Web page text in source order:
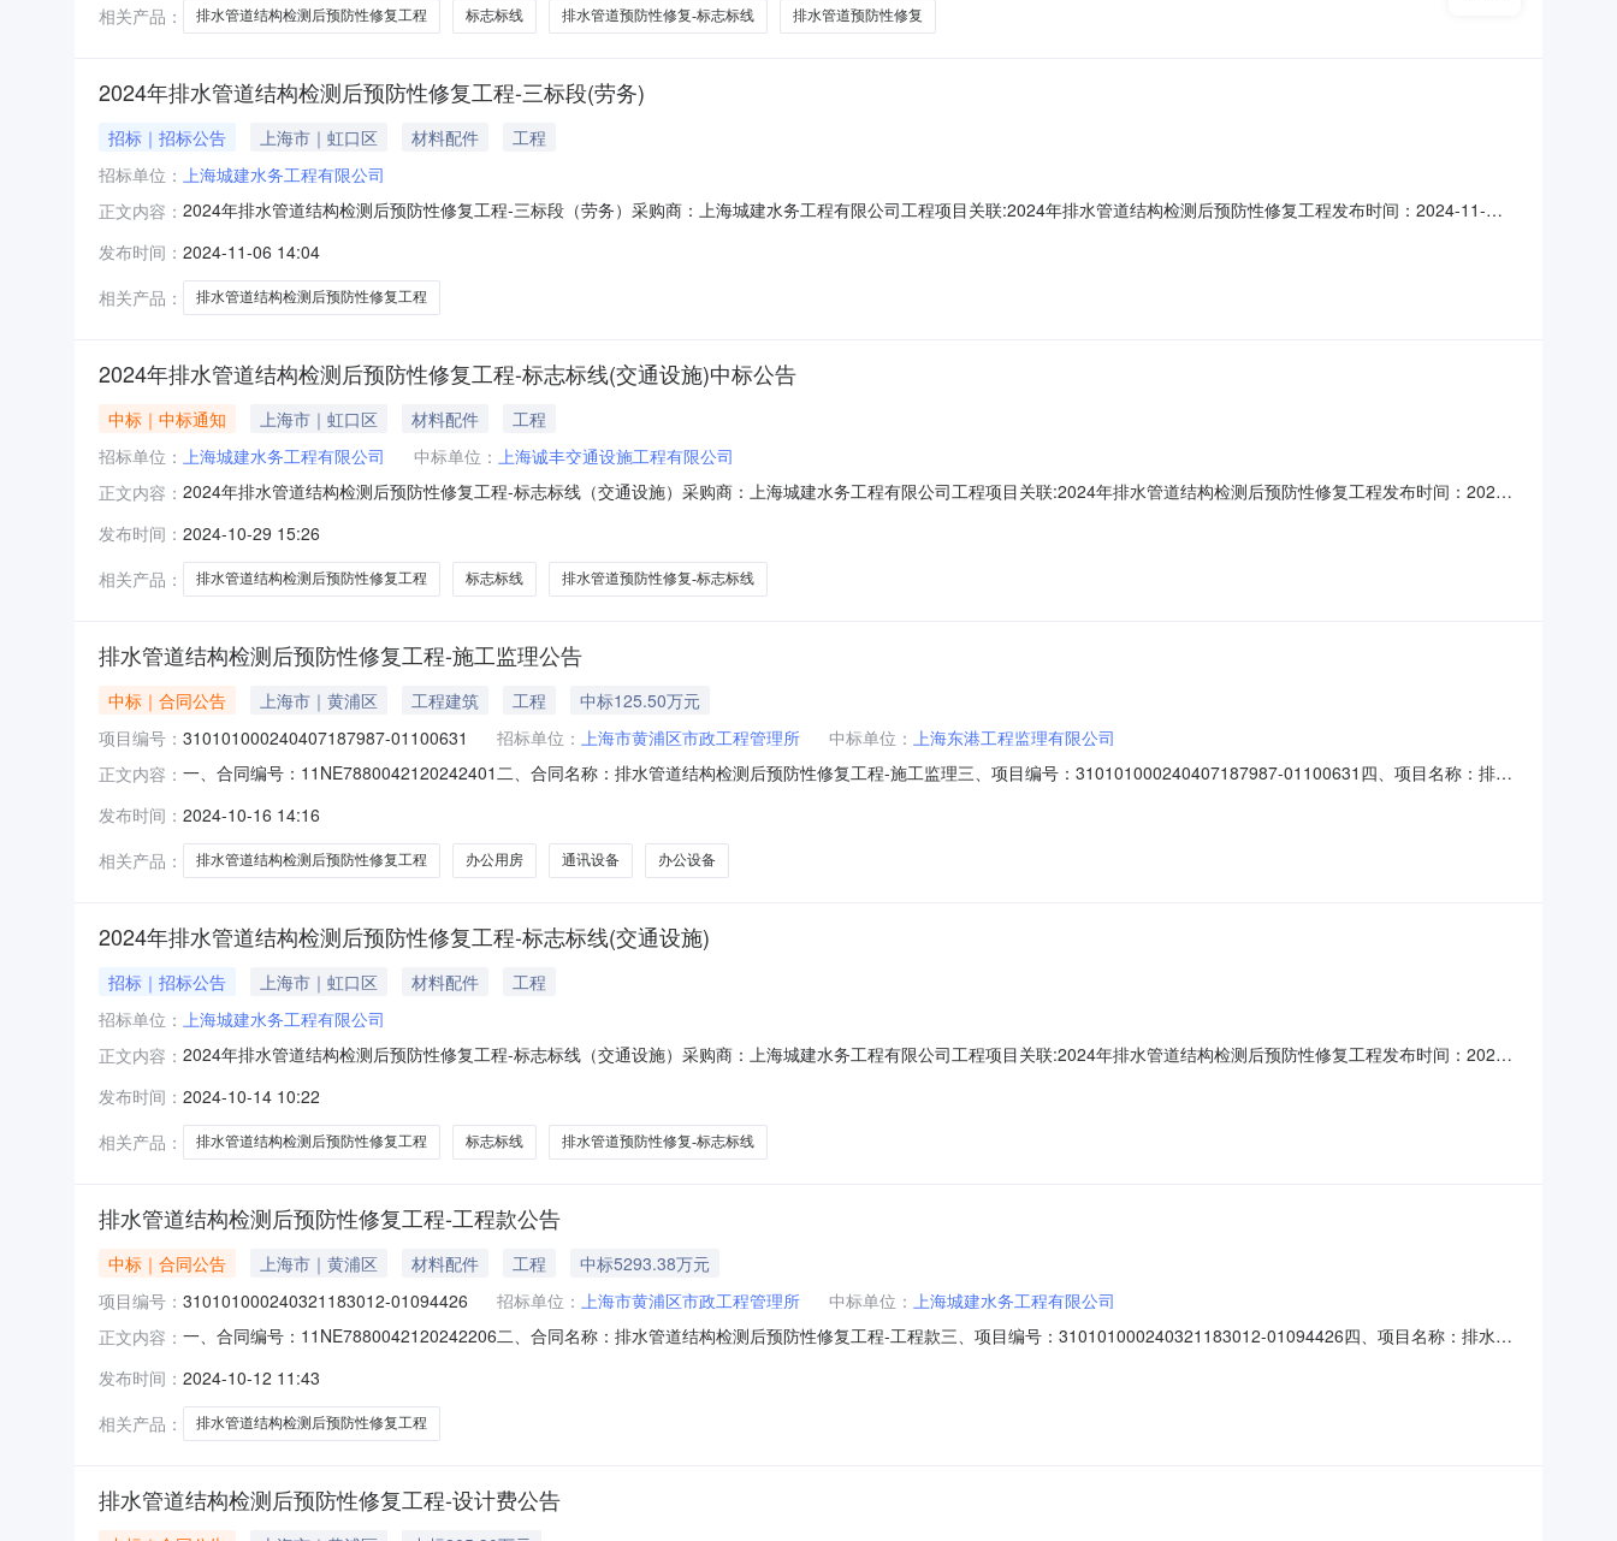
相关产品：
排水管道结构检测后预防性修复工程 标志标线 排水管道预防性修复-标志标线 排水管道预防性修复
2024年排水管道结构检测后预防性修复工程-三标段(劳务)
招标｜招标公告 上海市｜虹口区 材料配件
工程
招标单位： 上海城建水务工程有限公司
正文内容： 2024年排水管道结构检测后预防性修复工程-三标段（劳务）采购商：上海城建水务工程有限公司工程项目关联:2024年排水管道结构检测后预防性修复工程发布时间：2024-11-
应商报价时间供应商名称所在地区
发布时间： 2024-11-06 14:04
相关产品：
排水管道结构检测后预防性修复工程
2024年排水管道结构检测后预防性修复工程-标志标线(交通设施)中标公告
中标｜中标通知 上海市｜虹口区 材料配件
工程
招标单位： 上海城建水务工程有限公司 中标单位： 上海诚丰交通设施工程有限公司
正文内容： 2024年排水管道结构检测后预防性修复工程-标志标线（交通设施）采购商：上海城建水务工程有限公司工程项目关联:2024年排水管道结构检测后预防性修复工程发布时间：2024-
企业供应商名称中标时间上海诚丰交通设施工程有限公司2024-10-2913:56:13
发布时间： 2024-10-29 15:26
相关产品：
排水管道结构检测后预防性修复工程 标志标线 排水管道预防性修复-标志标线
排水管道结构检测后预防性修复工程-施工监理公告
中标｜合同公告 上海市｜黄浦区 工程建筑 工程
中标125.50万元
项目编号： 310101000240407187987-01100631 招标单位： 上海市黄浦区市政工程管理所 中标单位： 上海东港工程监理有限公司
正文内容： 一、合同编号：11NE7880042120242401二、合同名称：排水管道结构检测后预防性修复工程-施工监理三、项目编号：310101000240407187987-01100631四、项目名称：排水
公司法定代表人：沈海中(男)地址：上海上海市浦东新区联系方式：021-68253581六、合同主体信息1.主要标的信息：主要标的名称：工程监理数量：1
发布时间： 2024-10-16 14:16
相关产品：
排水管道结构检测后预防性修复工程 办公用房 通讯设备 办公设备
2024年排水管道结构检测后预防性修复工程-标志标线(交通设施)
招标｜招标公告 上海市｜虹口区 材料配件
工程
招标单位： 上海城建水务工程有限公司
正文内容： 2024年排水管道结构检测后预防性修复工程-标志标线（交通设施）采购商：上海城建水务工程有限公司工程项目关联:2024年排水管道结构检测后预防性修复工程发布时间：2024-
应商报价时间供应商名称所在地区
发布时间： 2024-10-14 10:22
相关产品：
排水管道结构检测后预防性修复工程 标志标线 排水管道预防性修复-标志标线
排水管道结构检测后预防性修复工程-工程款公告
中标｜合同公告 上海市｜黄浦区 材料配件 工程
中标5293.38万元
项目编号： 310101000240321183012-01094426 招标单位： 上海市黄浦区市政工程管理所 中标单位： 上海城建水务工程有限公司
正文内容： 一、合同编号：11NE7880042120242206二、合同名称：排水管道结构检测后预防性修复工程-工程款三、项目编号：310101000240321183012-01094426四、项目名称：排水管
表人：王敬凡(男)地址：上海上海市虹口区联系*式：15216865280六、合同主体信息1.主要标的信息：主要标的名称：排水管道结构检测后预防性
发布时间： 2024-10-12 11:43
相关产品：
排水管道结构检测后预防性修复工程
排水管道结构检测后预防性修复工程-设计费公告